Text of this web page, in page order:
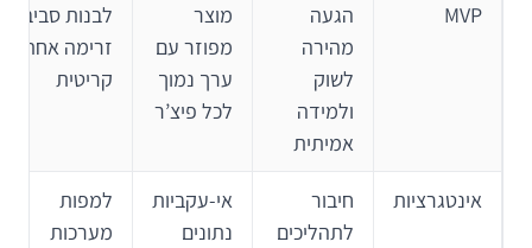
MVP
הגעה
מהירה
לשוק
ולמידה
אמיתית
מוצר
מפוזר עם
ערך נמוך
לכל פיצ’ר
לבנות סביב
זרימה אחת
קריטית
אינטגרציות
חיבור
לתהליכים
אי-עקביות
נתונים
למפות
מערכות